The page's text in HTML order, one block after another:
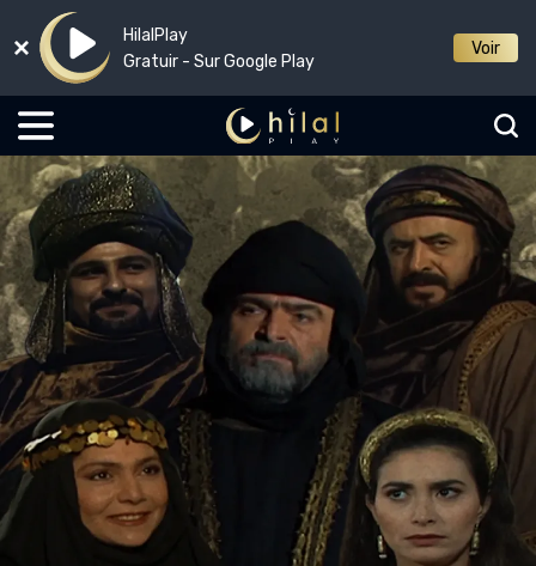
HilalPlay
Gratuir - Sur Google Play
Voir